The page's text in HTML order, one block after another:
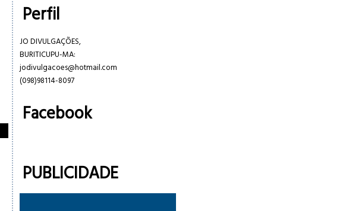
Perfil
JO DIVULGAÇÕES,
BURITICUPU-MA:
jodivulgacoes@hotmail.com
(098)98114-8097
Facebook
PUBLICIDADE